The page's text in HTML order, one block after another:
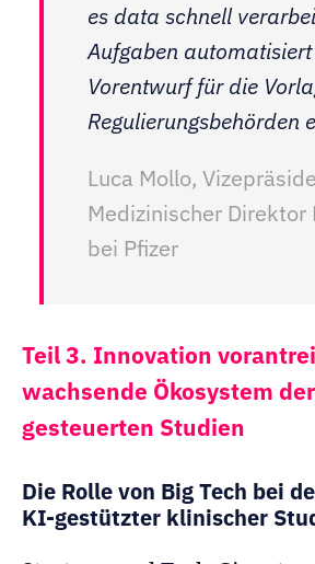
es data schnell
Aufgaben
Vorentwurf für die
Regulierungsbehörden
Luca Mollo,
Medizinischer Direktor
bei Pfizer
Teil 3. Innovation
wachsende Ökosystem
gesteuerten Studien
Die Rolle von Big Tech bei
KI-gestützter klinischer